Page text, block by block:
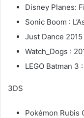
Disney Planes:
Sonic Boom :
Just Dance
Watch_Dogs :
LEGO Batman 3
3DS
Pokémon Rubis